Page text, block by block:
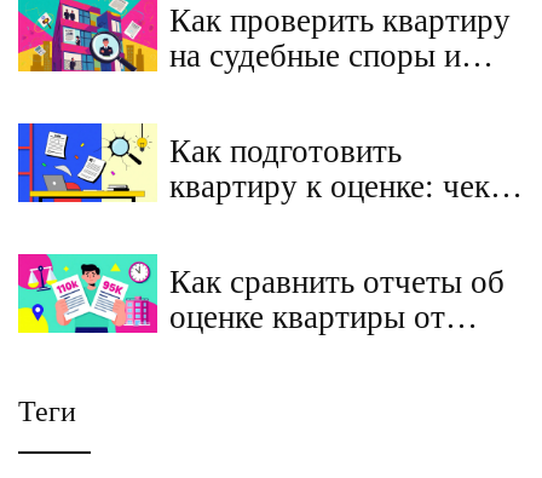
году
Как проверить квартиру
на судебные споры и
рынке
Как подготовить
квартиру к оценке: чек-
Как сравнить отчеты об
оценке квартиры от
Теги